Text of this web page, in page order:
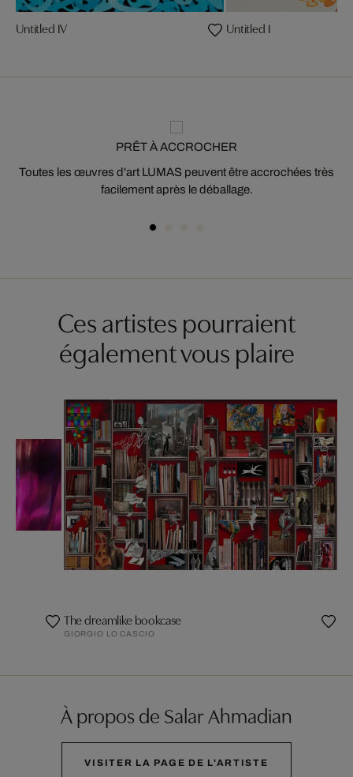
Untitled IV Untitled I
PRÊT À ACCROCHER
Toutes les œuvres d'art LUMAS peuvent être accrochées très
facilement après le déballage.
Ces artistes pourraient
également vous plaire
The dreamlike bookcase
GIORGIO LO CASCIO
À propos de Salar Ahmadian
VISITER LA PAGE DE L'ARTISTE